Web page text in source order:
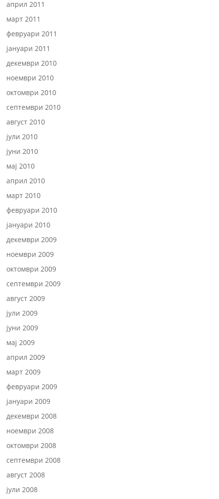
април 2011
март 2011
февруари 2011
јануари 2011
декември 2010
ноември 2010
октомври 2010
септември 2010
август 2010
јули 2010
јуни 2010
мај 2010
април 2010
март 2010
февруари 2010
јануари 2010
декември 2009
ноември 2009
октомври 2009
септември 2009
август 2009
јули 2009
јуни 2009
мај 2009
април 2009
март 2009
февруари 2009
јануари 2009
декември 2008
ноември 2008
октомври 2008
септември 2008
август 2008
јули 2008